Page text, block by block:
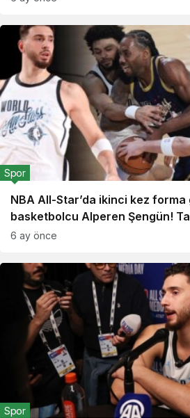
NBA All-Star’da ikinci kez
basketbolcu Alperen Şengün!
Spor
6 ay önce
Spor